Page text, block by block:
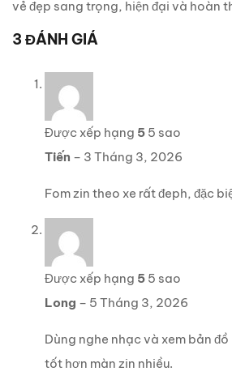
vẻ đẹp sang trọng, hiện đại và hoàn
3 ĐÁNH GIÁ
Được xếp hạng 5 5 sao
Tiến – 3 Tháng 3, 2026
Fom zin theo xe rất đeph, đặc
Được xếp hạng 5 5 sao
Long – 5 Tháng 3, 2026
Dùng nghe nhạc và xem bản
tốt hơn màn zin nhiều.